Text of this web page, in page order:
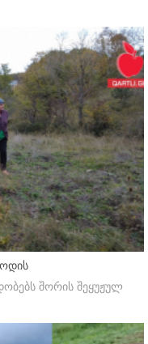
შორის შეყუჟულ